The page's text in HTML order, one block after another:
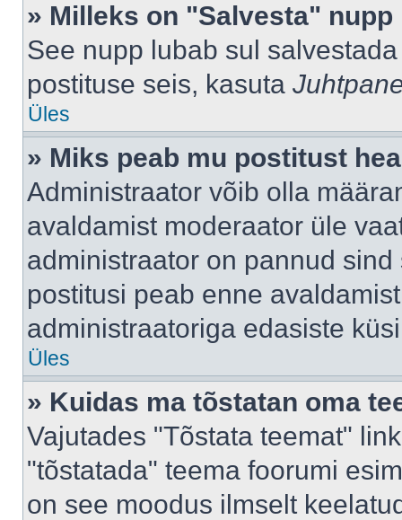
» Milleks on "Salvesta"
See nupp lubab sul
postituse seis, kasuta
Üles
» Miks peab mu postitust
Administraator võib olla
avaldamist moderaator üle
administraator on pannud
postitusi peab enne
administraatoriga edasiste
Üles
» Kuidas ma tõstatan oma
Vajutades "Tõstata teemat"
"tõstatada" teema foorumi
on see moodus ilmselt